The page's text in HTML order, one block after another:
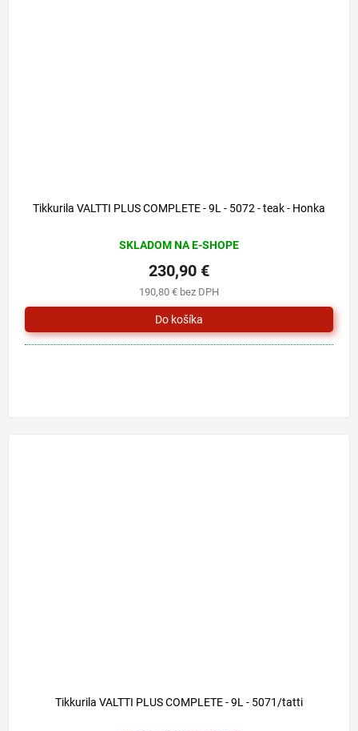
Tikkurila VALTTI PLUS COMPLETE - 9L - 5072 - teak - Honka
SKLADOM NA E-SHOPE
190,80 € bez DPH
230,90 €
Tikkurila VALTTI PLUS COMPLETE - 9L - 5071/tatti